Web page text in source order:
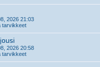
2026 21:03
tarvikkeet
2026 20:58
tarvikkeet